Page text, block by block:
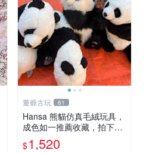
董爺古玩 61
Hansa 熊貓仿真毛絨玩具，
成色如一推薦收藏，拍下無
疑心 熊貓 毛絨玩具 收藏
$1,520